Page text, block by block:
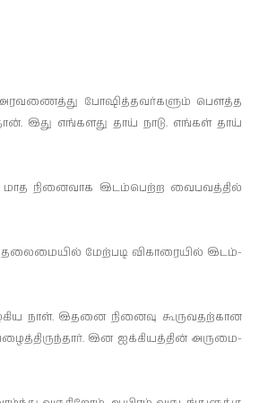
அர­வ­ணைத்து போஷித்­த­வர்­களும் பௌத்த
இது எங்­க­ளது தாய் நாடு. எங்கள் தாய்
மாத நினை­வாக இடம்­பெற்ற வைப­வத்தில்
தலை­மையில் மேற்­படி விகா­ரையில் இடம்­
நாள். இதனை நினைவு கூரு­வ­தற்­கான
இன ஐக்­கி­யத்தின் அரு­மை­